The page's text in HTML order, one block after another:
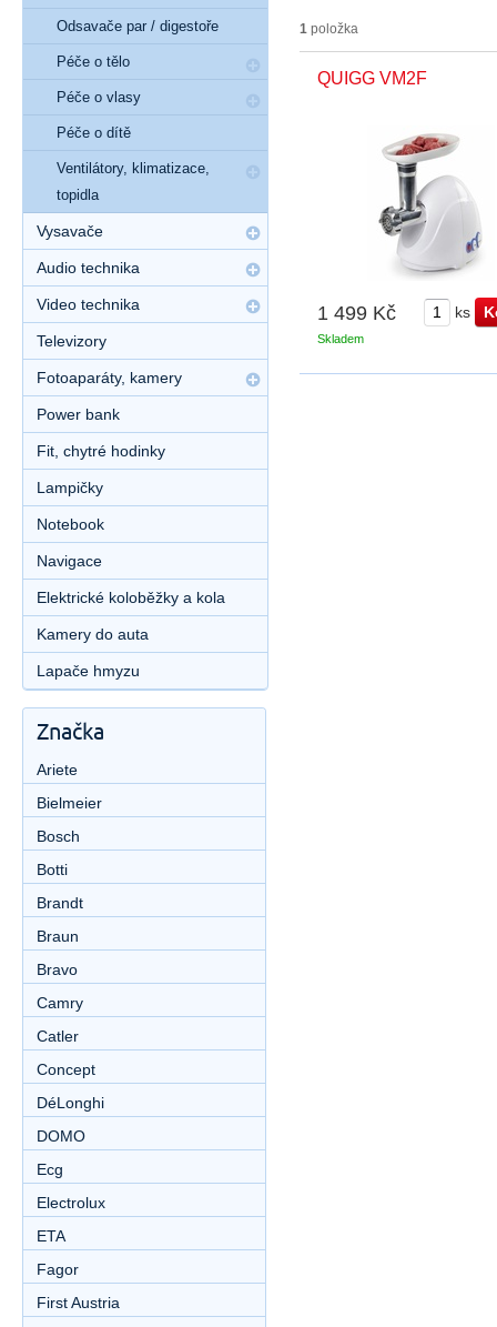
1 položka
QUIGG VM2F
1 499 Kč ks
Skladem
Odsavače par / digestoře
Péče o tělo
Péče o vlasy
Péče o dítě
Ventilátory, klimatizace,
topidla
Vysavače
Audio technika
Video technika
Televizory
Fotoaparáty, kamery
Power bank
Fit, chytré hodinky
Lampičky
Notebook
Navigace
Elektrické koloběžky a kola
Kamery do auta
Lapače hmyzu
Značka
Ariete
Bielmeier
Bosch
Botti
Brandt
Braun
Bravo
Camry
Catler
Concept
DéLonghi
DOMO
Ecg
Electrolux
ETA
Fagor
First Austria